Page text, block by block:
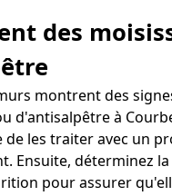
des
montrent des
d'antisalpêtre à
de les traiter avec un
Ensuite, déterminez
pour assurer